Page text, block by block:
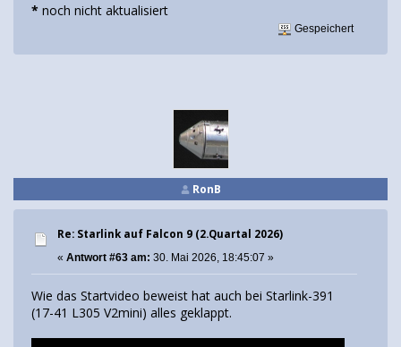
* noch nicht aktualisiert
Gespeichert
RonB
Re: Starlink auf Falcon 9 (2.Quartal 2026)
« Antwort #63 am: 30. Mai 2026, 18:45:07 »
Wie das Startvideo beweist hat auch bei Starlink-391
(17-41 L305 V2mini) alles geklappt.